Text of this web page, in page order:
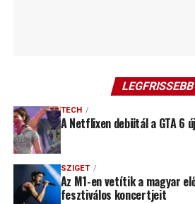
LEGFRISSEBB
TECH
A Netflixen debütál a GTA 6
SZIGET
Az M1-en vetítik a magyar
fesztiválos koncertjeit